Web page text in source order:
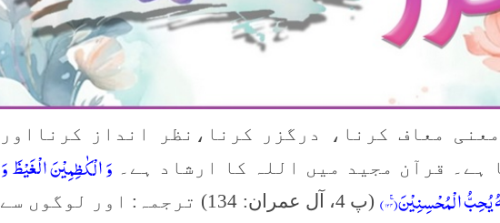
معاف کرنا، درگزر کرنا،نظر انداز کرنااور
ہے۔ قرآن مجید میں اللہ کا ارشاد ہے۔ وَ الْكٰظِمِیْنَ الْغَیْظَ وَ
یُحِبُّ الْمُحْسِنِیْنَۚ(۱۳۴)
(پ 4، آل عمران: 134) ترجمہ: اور لوگوں سے